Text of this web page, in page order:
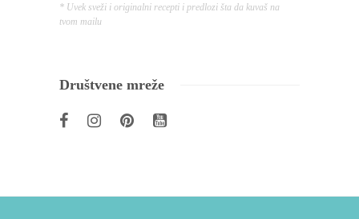
* Uvek sveži i originalni recepti i predlozi šta da kuvaš na
tvom mailu
Društvene mreže